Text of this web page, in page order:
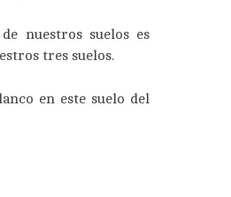
nuestros suelos es
tres suelos.
en este suelo del